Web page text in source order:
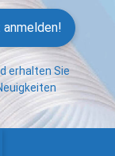
erhalten Sie